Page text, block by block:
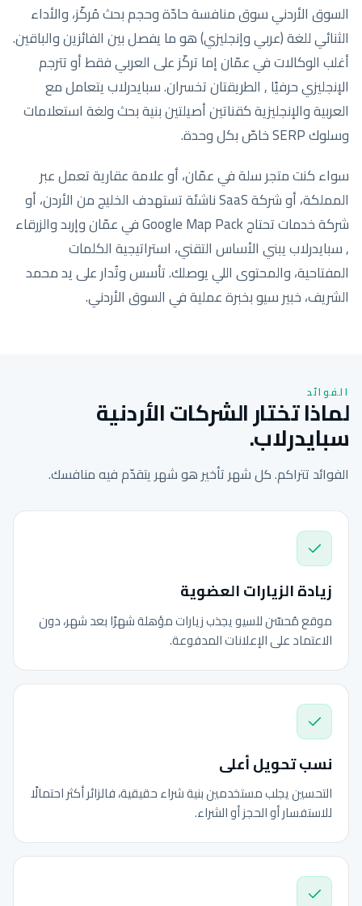
السوق الأردني سوق منافسة حادّة وحجم بحث مُركّز، والأداء
الثنائي للغة (عربي وإنجليزي) هو ما يفصل بين الفائزين والباقين.
أغلب الوكالات في عمّان إما تركّز على العربي فقط أو تترجم
الإنجليزي حرفيًا , الطريقتان تخسران. سبايدرلاب يتعامل مع
العربية والإنجليزية كقناتين أصيلتين بنية بحث ولغة استعلامات
وسلوك SERP خاصّ بكل وحدة.
سواء كنت متجر سلة في عمّان، أو علامة عقارية تعمل عبر
المملكة، أو شركة SaaS ناشئة تستهدف الخليج من الأردن، أو
شركة خدمات تحتاج Google Map Pack في عمّان وإربد والزرقاء
, سبايدرلاب يبني الأساس التقني، استراتيجية الكلمات
المفتاحية، والمحتوى اللي يوصلك. تأسس وتُدار على يد محمد
الشريف، خبير سيو بخبرة عملية في السوق الأردني.
الفوائد
لماذا تختار الشركات الأردنية
سبايدرلاب.
الفوائد تتراكم. كل شهر تأخير هو شهر يتقدّم فيه منافسك.
زيادة الزيارات العضوية
موقع مُحسّن للسيو يجذب زيارات مؤهلة شهرًا بعد شهر، دون
الاعتماد على الإعلانات المدفوعة.
نسب تحويل أعلى
التحسين يجلب مستخدمين بنية شراء حقيقية، فالزائر أكثر احتمالًا
للاستفسار أو الحجز أو الشراء.